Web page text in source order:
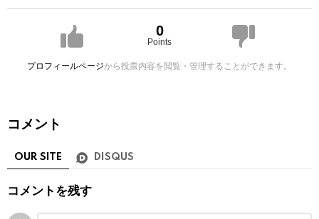
0
Points
プロフィールページから投票内容を閲覧・管理することができます。
コメント
OUR SITE DISQUS
コメントを残す